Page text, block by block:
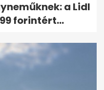
a Lidl
forintért...